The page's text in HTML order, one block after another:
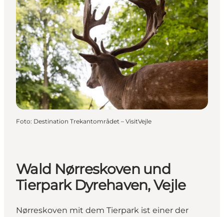
Foto: Destination Trekantområdet – VisitVejle
Wald Nørreskoven und
Tierpark Dyrehaven, Vejle
Nørreskoven mit dem Tierpark ist einer der